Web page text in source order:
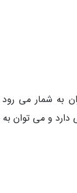
به شمار می رود
دارد و می توان